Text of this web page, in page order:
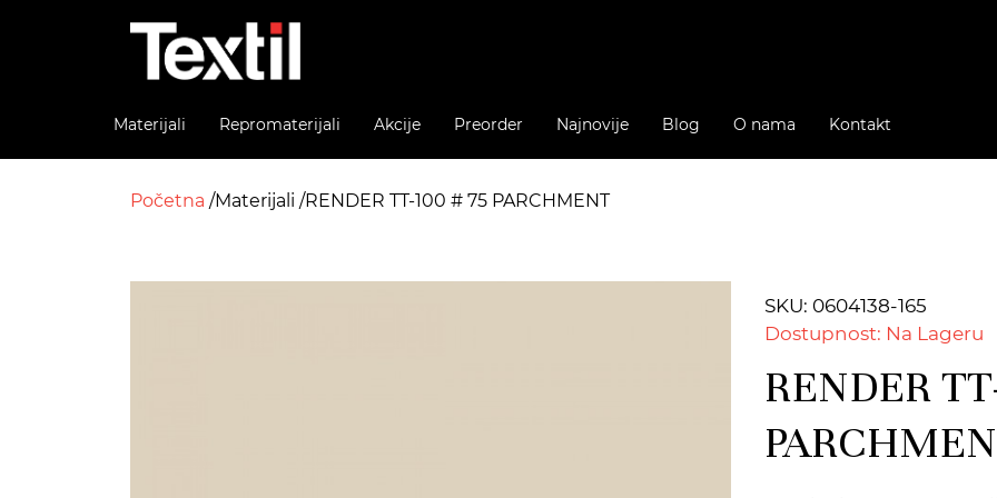
Materijali Repromaterijali Akcije Preorder Najnovije Blog O nama Kontakt
Početna Materijali RENDER TT-100 # 75 PARCHMENT
SKU: 0604138-165
Dostupnost: Na Lageru
RENDER